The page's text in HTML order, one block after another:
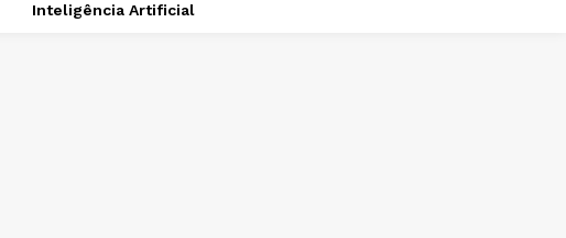
Inteligência Artificial